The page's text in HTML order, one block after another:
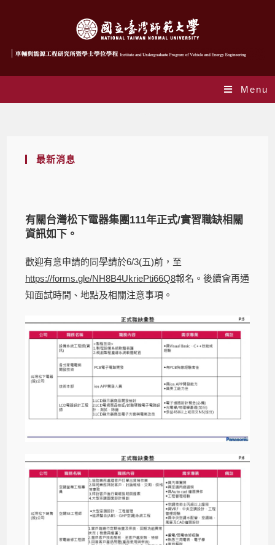
Menu
最新消息
有關台灣松下電器集團111年正式/實習職缺相關
資訊如下。
歡迎有意申請的同學請於6/3(五)前，至
https://forms.gle/NH8B4UkriePti66Q8報名。後續會再通
知面試時間、地點及相關注意事項。